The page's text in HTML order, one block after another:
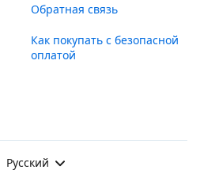
Обратная связь
Как покупать с безопасной
оплатой
Русский